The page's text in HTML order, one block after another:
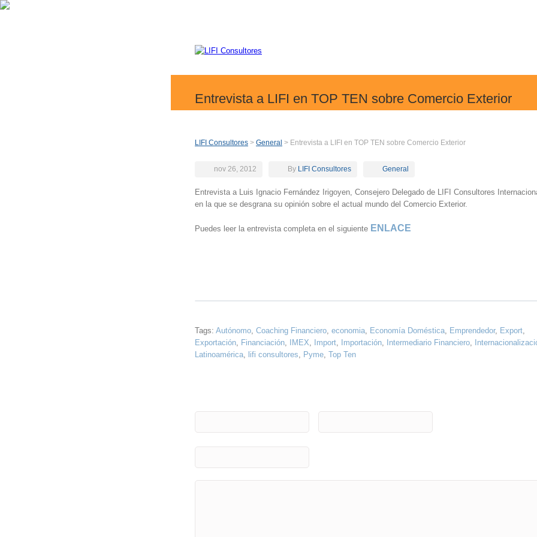
Entrevista a LIFI en TOP TEN sobre Comercio Exterior
LIFI Consultores > General > Entrevista a LIFI en TOP TEN sobre Comercio Exterior
nov 26, 2012 By LIFI Consultores General
Entrevista a Luis Ignacio Fernández Irigoyen, Consejero Delegado de LIFI Consultores
en la que se desgrana su opinión sobre el actual mundo del Comercio Exterior.
Puedes leer la entrevista completa en el siguiente ENLACE
Tags: Autónomo, Coaching Financiero, economia, Economía Doméstica, Emprendedor, Export,
Exportación, Financiación, IMEX, Import, Importación, Intermediario Financiero,
Latinoamérica, lifi consultores, Pyme, Top Ten